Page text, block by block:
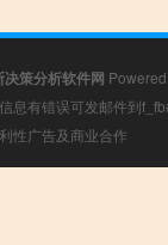
决策分析软件网
息有错误可发邮件到
性广告及商业合作